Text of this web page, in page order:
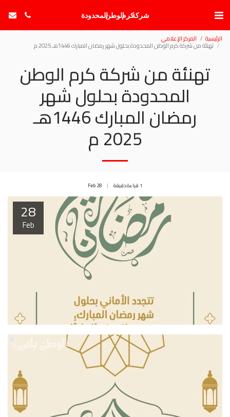
شركة كرم الوطن المحدودة
الرئيسية المركز الإعلامي
تهنئة من شركة كرم الوطن المحدودة بحلول شهر رمضان المبارك 1446هـ 2025 م
تهنئة من شركة كرم الوطن
المحدودة بحلول شهر
رمضان المبارك 1446هـ
2025 م
1 قراءة دقيقة 28
Feb
28
Feb